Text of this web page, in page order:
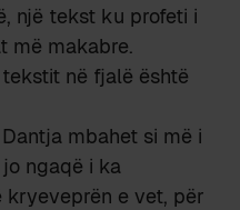
një tekst ku profeti i
më makabre.
në fjalë është
mbahet si më i
ngaqë i ka
kryeveprën e vet, për